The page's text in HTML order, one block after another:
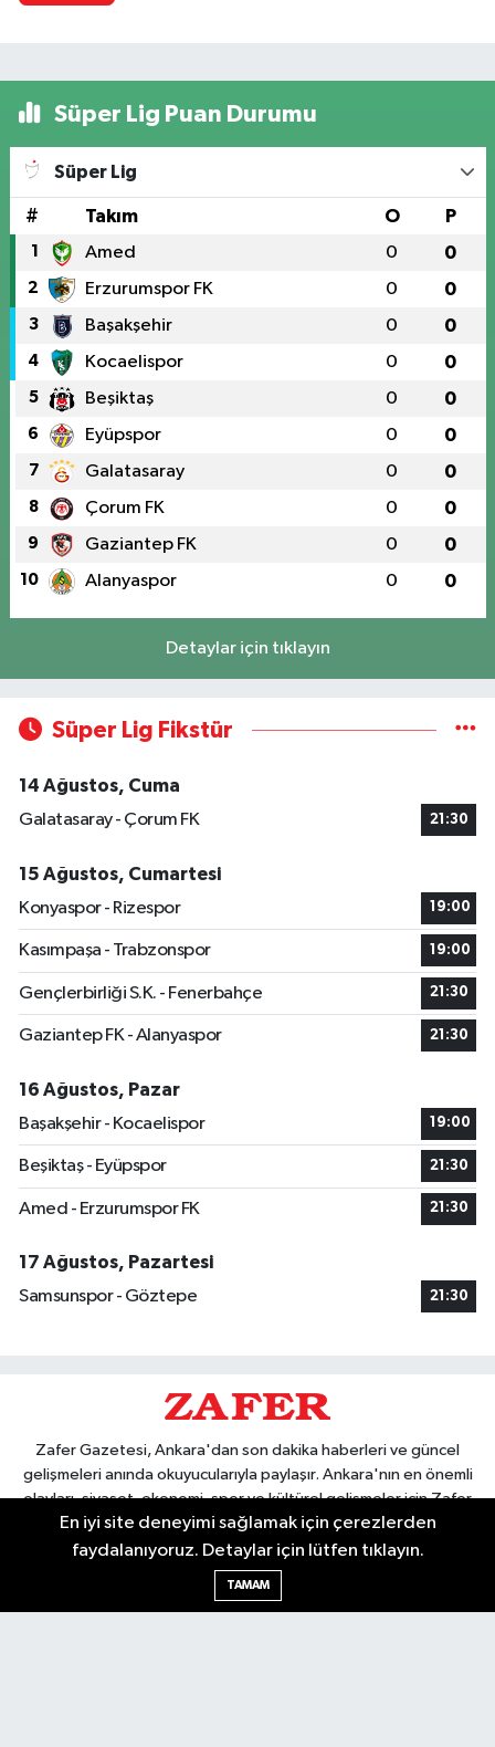
Süper Lig Puan Durumu
Süper Lig
# Takım O P
1 Amed 0 0
2 Erzurumspor FK 0 0
3 Başakşehir 0 0
4 Kocaelispor 0 0
5 Beşiktaş 0 0
6 Eyüpspor 0 0
7 Galatasaray 0 0
8 Çorum FK 0 0
9 Gaziantep FK 0 0
10 Alanyaspor 0 0
Detaylar için tıklayın
Süper Lig Fikstür
14 Ağustos, Cuma
Galatasaray - Çorum FK
21:30
15 Ağustos, Cumartesi
Konyaspor - Rizespor
19:00
Kasımpaşa - Trabzonspor 19:00
Gençlerbirliği S.K. - Fenerbahçe 21:30
Gaziantep FK - Alanyaspor 21:30
16 Ağustos, Pazar
Başakşehir - Kocaelispor
19:00
Beşiktaş - Eyüpspor 21:30
Amed - Erzurumspor FK 21:30
17 Ağustos, Pazartesi
Samsunspor - Göztepe
21:30
Zafer Gazetesi, Ankara'dan son dakika haberleri ve güncel
gelişmeleri anında okuyucularıyla paylaşır. Ankara'nın en önemli
olayları, siyaset, ekonomi, spor ve kültürel gelişmeler için Zafer
Gazetesi'ni takip edin. Başkentin güvendiği haber kaynağı.
En iyi site deneyimi sağlamak için çerezlerden
faydalanıyoruz. Detaylar için lütfen tıklayın.
TAMAM